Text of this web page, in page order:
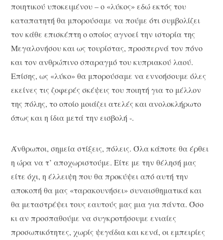
ποιητικού υποκειμένου – ο «λύκος» εδώ εκτός του
καταπατητή θα μπορούσαμε να πούμε ότι συμβολίζει
τον κάθε επισκέπτη ο οποίος αγνοεί την ιστορία της
Μεγαλονήσου και ως τουρίστας, προσπερνά τον πόνο
και τον ανθρώπινο σπαραγμό του κυπριακού λαού.
Επίσης, ως «λύκο» θα μπορούσαμε να εννοήσουμε όλες
εκείνες τις ζοφερές σκέψεις του ποιητή για το μέλλον
της πόλης, το οποίο μοιάζει ατελές και ανολοκλήρωτο
όπως και η ίδια μετά την εισβολή -.
Άνθρωποι, σημεία στίξεις, πόλεις. Όλα κάποτε θα έρθει
η ώρα να τ’ αποχωριστούμε. Είτε με την θέλησή μας
είτε όχι, η έλλειψη που θα προκύψει από αυτή την
αποκοπή θα μας «ταρακουνήσει» συναισθηματικά και
θα μεταστρέψει τους εαυτούς μας μια για πάντα. Όσο
κι αν προσπαθούμε να συγκροτήσουμε ενιαίες
προσωπικότητες, χωρίς ψεγάδια και κενά, οι εμπειρίες